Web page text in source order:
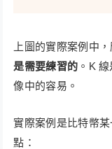
上圖的實際案例中
是需要練習的 。K
像中的容易。
實際案例是比特幣
點：